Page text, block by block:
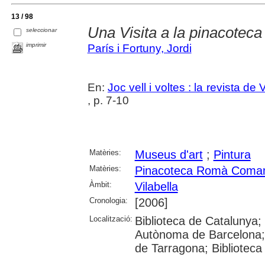
13 / 98
seleccionar
imprimir
Una Visita a la pinacoteca
París i Fortuny, Jordi
En: Joc vell i voltes : la revista de
, p. 7-10
Matèries: Museus d'art; Pintura
Matèries: Pinacoteca Romà
Àmbit: Vilabella
Cronologia: [2006]
Localització: Biblioteca de
Autònoma de
de Tarragona;